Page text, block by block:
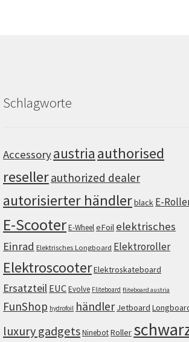
Schlagworte
Accessoryaustria authorised
resellerauthorized dealer
autorisierter händlerblack E-
E-ScooterE-WheeleFoil elektrisches
Einrad Elektrisches Longboard Elektroroller
ElektroscooterElektroskateboard
Ersatzteil EUCEvolve Fliteboard fliteboard austria
FunShop hydrofoil händler Jetboard
luxury gadgetsNinebotRoller